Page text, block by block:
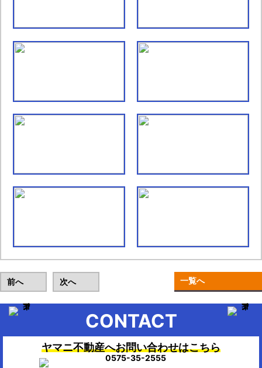
前へ 次へ 一覧へ
CONTACT
ヤマニ不動産へお問い合わせはこちら